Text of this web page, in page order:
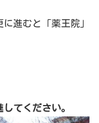
進むと「薬王院」
てください。